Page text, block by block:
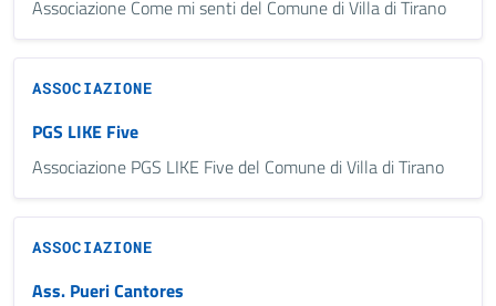
Associazione Come mi senti del Comune di Villa di Tirano
ASSOCIAZIONE
PGS LIKE Five
Associazione PGS LIKE Five del Comune di Villa di Tirano
ASSOCIAZIONE
Ass. Pueri Cantores